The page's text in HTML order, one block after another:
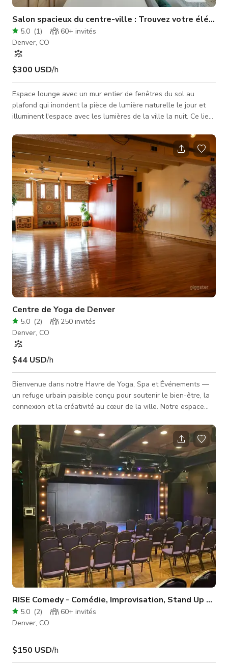
Salon spacieux du centre-ville : Trouvez votre
5.0 (1) 60+ invités
Denver, CO
$300 USD/h
Espace lounge avec un mur entier de fenêtres du sol au
plafond qui inondent la pièce de lumière naturelle le jour et
illuminent l'espace avec les lumières de la ville la nuit. Ce lieu
rassemblement ouverts, un espace repas privé et un bar
complet. Idéal pour des événements privés, semi-privés ou
informels, il offre également une connexion internet haut débit
et des forfaits de restauration et boissons personnalisables —
p
Centre de Yoga de Denver
5.0 (2) 250 invités
Denver, CO
$44 USD/h
Bienvenue dans notre Havre de Yoga, Spa et Événements —
un refuge urbain paisible conçu pour soutenir le bien-être, la
connexion et la créativité au cœur de la ville. Notre espace
des cours, ateliers et offres dirigés par des instructeurs
qualifiés et des praticiens holistiques. Avec trois (3) salles de
yoga spacieuses, nous pouvons accueillir des rassemblements
de toutes tailles — des cercles intimes aux événements a
RISE Comedy - Comédie, Improvisation, Stand Up et
5.0 (2) 60+ invités
Denver, CO
$150 USD/h